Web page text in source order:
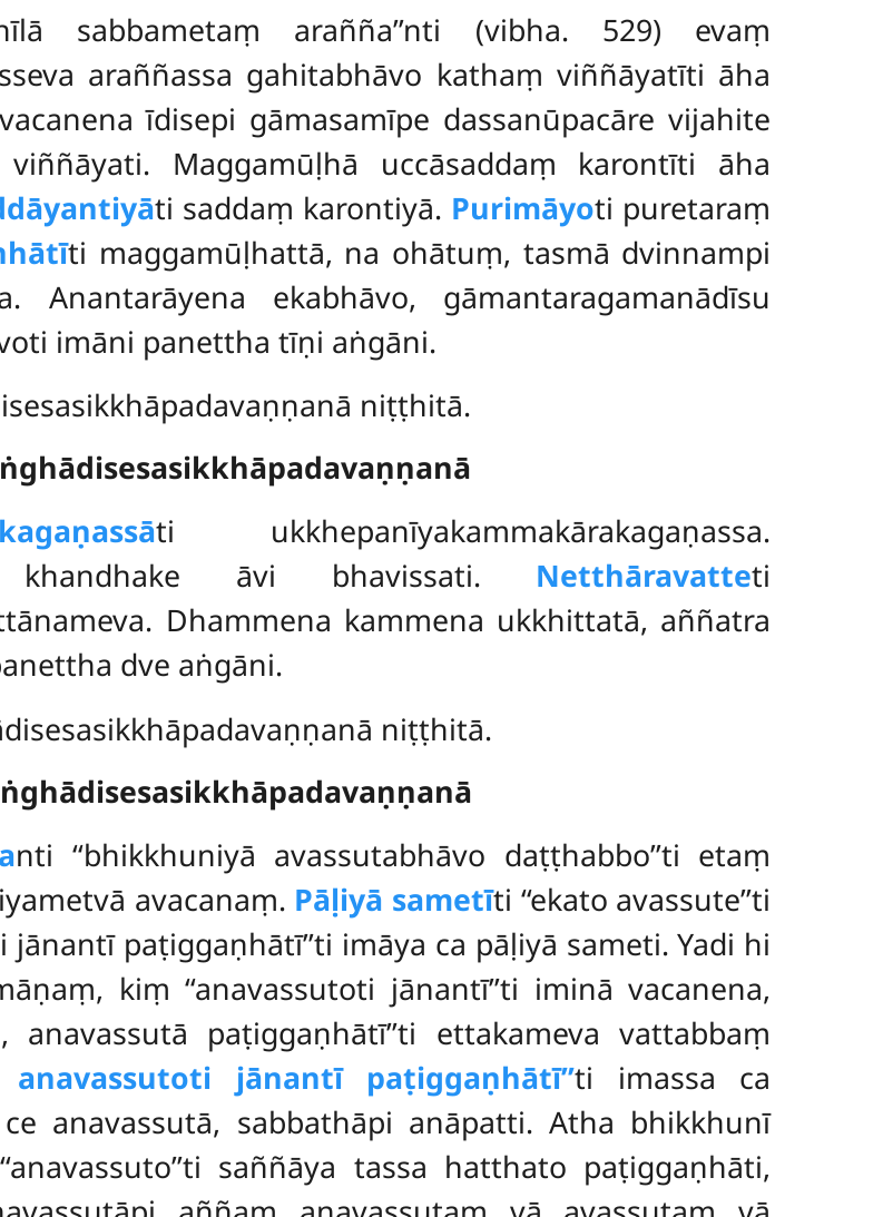
sabbametaṃ arañña’’nti (vibha. 529) evaṃ
araññassa gahitabhāvo kathaṃ viññāyatīti āha
īdisepi gāmasamīpe dassanūpacāre vijahite
Maggamūḷhā uccāsaddaṃ karontīti āha
ti saddaṃ karontiyā. Purimāyoti puretaraṃ
ti maggamūḷhattā, na ohātuṃ, tasmā dvinnampi
Anantarāyena ekabhāvo, gāmantaragamanādīsu
imāni panettha tīṇi aṅgāni.
niṭṭhitā.
ti ukkhepanīyakammakārakagaṇassa.
khandhake āvi bhavissati. Netthāravatteti
Dhammena kammena ukkhittatā, aññatra
dve aṅgāni.
niṭṭhitā.
nti ‘‘bhikkhuniyā avassutabhāvo daṭṭhabbo’’ti etaṃ
avacanaṃ. Pāḷiyā sametīti ‘‘ekato avassute’’ti
jānantī paṭiggaṇhātī’’ti imāya ca pāḷiyā sameti. Yadi hi
kiṃ ‘‘anavassutoti jānantī’’ti iminā vacanena,
anavassutā paṭiggaṇhātī’’ti ettakameva vattabbaṃ
anavassutoti jānantī paṭiggaṇhātī’’ti imassa ca
anavassutā, sabbathāpi anāpatti. Atha bhikkhunī
saññāya tassa hatthato paṭiggaṇhāti,